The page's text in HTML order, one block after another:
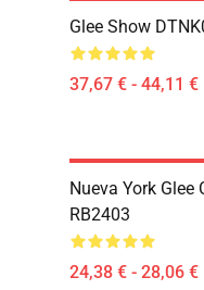
Glee Show
37,67 € - 44,11 €
Nueva York Glee
RB2403
24,38 € - 28,06 €